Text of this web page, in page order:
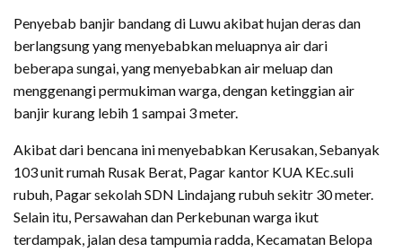
Penyebab banjir bandang di Luwu akibat hujan deras dan
berlangsung yang menyebabkan meluapnya air dari
beberapa sungai, yang menyebabkan air meluap dan
menggenangi permukiman warga, dengan ketinggian air
banjir kurang lebih 1 sampai 3 meter.
Akibat dari bencana ini menyebabkan Kerusakan, Sebanyak
103 unit rumah Rusak Berat, Pagar kantor KUA KEc.suli
rubuh, Pagar sekolah SDN Lindajang rubuh sekitr 30 meter.
Selain itu, Persawahan dan Perkebunan warga ikut
terdampak, jalan desa tampumia radda, Kecamatan Belopa